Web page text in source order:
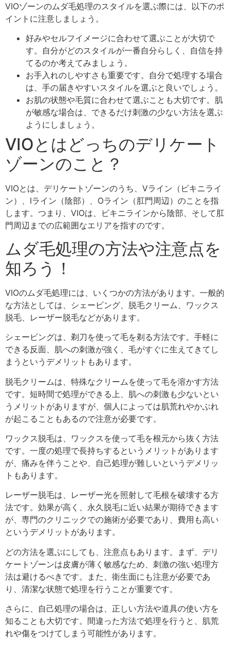
VIOゾーンのムダ毛処理のスタイルを選ぶ際には、以下のポ
イントに注意しましょう。
好みやセルフイメージに合わせて選ぶことが大切で
す。自分がどのスタイルが一番自分らしく、自信を持
てるのか考えてみましょう。
お手入れのしやすさも重要です。自分で処理する場合
は、手の届きやすいスタイルを選ぶと良いでしょう。
お肌の状態や毛質に合わせて選ぶことも大切です。肌
が敏感な場合は、できるだけ刺激の少ない方法を選ぶ
ようにしましょう。
VIOとはどっちのデリケート
ゾーンのこと？
VIOとは、デリケートゾーンのうち、Vライン（ビキニライ
ン）、Iライン（陰部）、Oライン（肛門周辺）のことを指
します。つまり、VIOは、ビキニラインから陰部、そして肛
門周辺までの広範囲なエリアを指すのです。
ムダ毛処理の方法や注意点を
知ろう！
VIOのムダ毛処理には、いくつかの方法があります。一般的
な方法としては、シェービング、脱毛クリーム、ワックス
脱毛、レーザー脱毛などがあります。
シェービングは、剃刀を使って毛を剃る方法です。手軽に
できる反面、肌への刺激が強く、毛がすぐに生えてきてし
まうというデメリットもあります。
脱毛クリームは、特殊なクリームを使って毛を溶かす方法
です。短時間で処理ができる上、肌への刺激も少ないとい
うメリットがありますが、個人によっては肌荒れやかぶれ
が起こることもあるので注意が必要です。
ワックス脱毛は、ワックスを使って毛を根元から抜く方法
です。一度の処理で長持ちするというメリットがあります
が、痛みを伴うことや、自己処理が難しいというデメリッ
トもあります。
レーザー脱毛は、レーザー光を照射して毛根を破壊する方
法です。効果が高く、永久脱毛に近い結果が期待できます
が、専門のクリニックでの施術が必要であり、費用も高い
というデメリットがあります。
どの方法を選ぶにしても、注意点もあります。まず、デリ
ケートゾーンは皮膚が薄く敏感なため、刺激の強い処理方
法は避けるべきです。また、衛生面にも注意が必要であ
り、清潔な状態で処理を行うことが重要です。
さらに、自己処理の場合は、正しい方法や道具の使い方を
知ることも大切です。間違った方法で処理を行うと、肌荒
れや傷をつけてしまう可能性があります。